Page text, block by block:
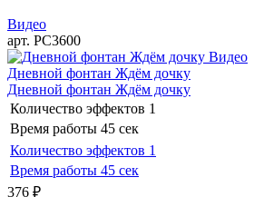
Видео
арт. РС3600
Видео
Дневной фонтан Ждём дочку
Дневной фонтан Ждём дочку
Количество эффектов 1
Время работы 45 сек
Количество эффектов 1
Время работы 45 сек
376 ₽